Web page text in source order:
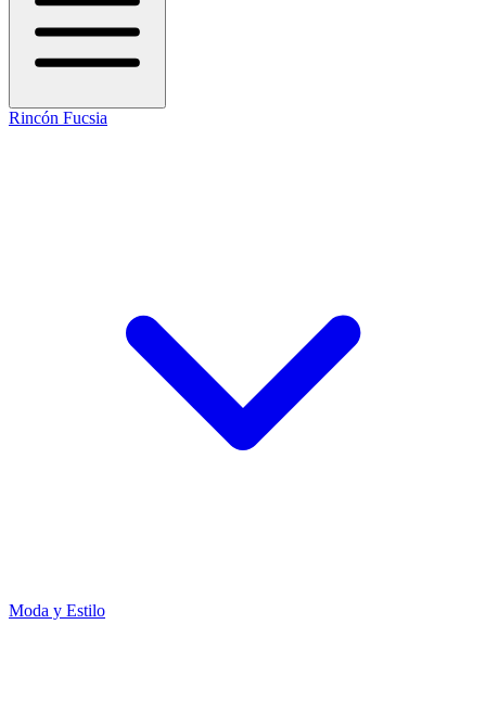
Rincón Fucsia
Moda y Estilo